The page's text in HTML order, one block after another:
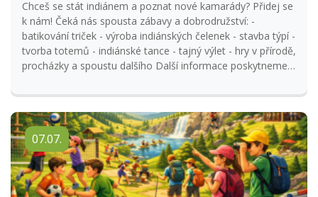
Chceš se stát indiánem a poznat nové kamarády? Přidej se
k nám! Čeká nás spousta zábavy a dobrodružství: -
batikování triček - výroba indiánských čelenek - stavba týpí -
tvorba totemů - indiánské tance - tajný výlet - hry v přírodě,
procházky a spoustu dalšího Další informace poskytneme
117.
07.07.